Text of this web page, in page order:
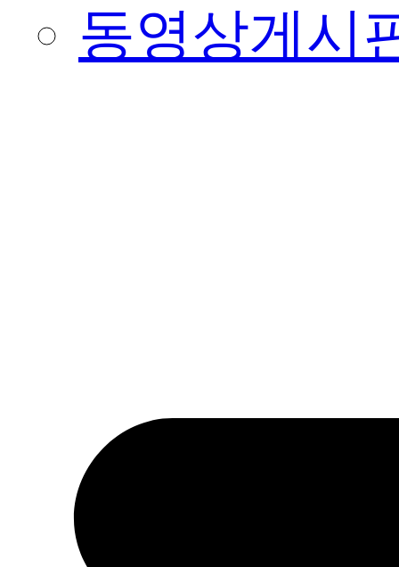
동영상게시